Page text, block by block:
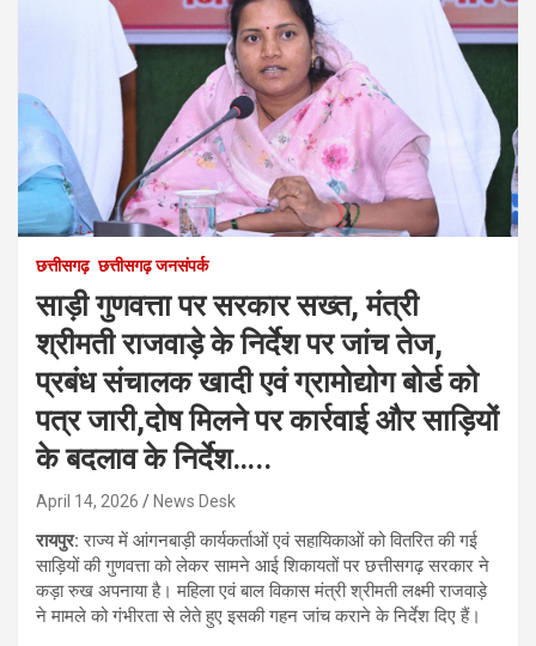
छत्तीसगढ़ छत्तीसगढ़ जनसंपर्क
साड़ी गुणवत्ता पर सरकार सख्त, मंत्री
श्रीमती राजवाड़े के निर्देश पर जांच तेज,
प्रबंध संचालक खादी एवं ग्रामोद्योग बोर्ड को
पत्र जारी,दोष मिलने पर कार्रवाई और साड़ियों
के बदलाव के निर्देश…..
April 14, 2026 News Desk
रायपुर:राज्य में आंगनबाड़ी कार्यकर्ताओं एवं सहायिकाओं को वितरित की गई
साड़ियों की गुणवत्ता को लेकर सामने आई शिकायतों पर छत्तीसगढ़ सरकार ने
कड़ा रुख अपनाया है। महिला एवं बाल विकास मंत्री श्रीमती लक्ष्मी राजवाड़े
ने मामले को गंभीरता से लेते हुए इसकी गहन जांच कराने के निर्देश दिए हैं।